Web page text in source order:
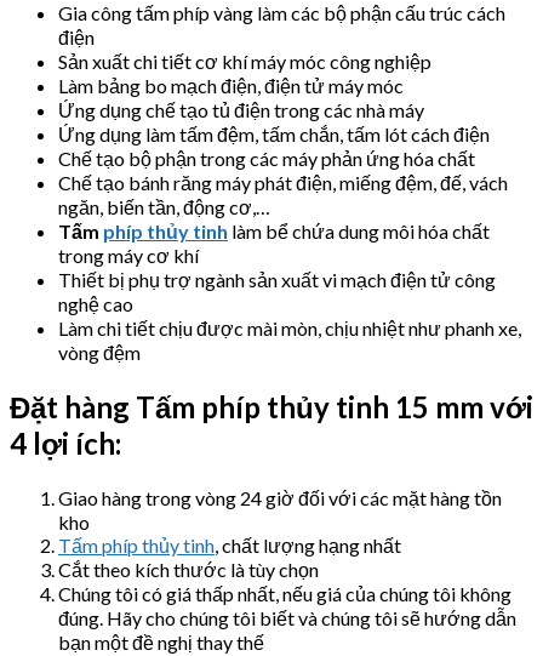
Gia công tấm phíp vàng làm các bộ phận cấu trúc cách
điện
Sản xuất chi tiết cơ khí máy móc công nghiệp
Làm bảng bo mạch điện, điện tử máy móc
Ứng dụng chế tạo tủ điện trong các nhà máy
Ứng dụng làm tấm đệm, tấm chắn, tấm lót cách điện
Chế tạo bộ phận trong các máy phản ứng hóa chất
Chế tạo bánh răng máy phát điện, miếng đệm, đế, vách
ngăn, biến tần, động cơ,…
Tấm phíp thủy tinh làm bể chứa dung môi hóa chất
trong máy cơ khí
Thiết bị phụ trợ ngành sản xuất vi mạch điện tử công
nghệ cao
Làm chi tiết chịu được mài mòn, chịu nhiệt như phanh xe,
vòng đệm
Đặt hàng Tấm phíp thủy tinh 15 mm với
4 lợi ích:
Giao hàng trong vòng 24 giờ đối với các mặt hàng tồn
kho
Tấm phíp thủy tinh, chất lượng hạng nhất
Cắt theo kích thước là tùy chọn
Chúng tôi có giá thấp nhất, nếu giá của chúng tôi không
đúng. Hãy cho chúng tôi biết và chúng tôi sẽ hướng dẫn
bạn một đề nghị thay thế